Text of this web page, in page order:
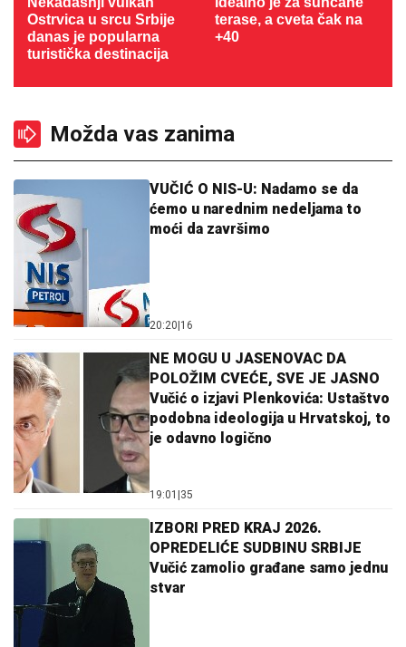
Ostrvica u srcu Srbije
danas je popularna
turistička destinacija
terase, a cveta čak na
+40
Možda vas zanima
VUČIĆ O NIS-U: Nadamo se da
ćemo u narednim nedeljama to
moći da završimo
20:20 16
NE MOGU U JASENOVAC DA
POLOŽIM CVEĆE, SVE JE JASNO
Vučić o izjavi Plenkovića: Ustaštvo
podobna ideologija u Hrvatskoj, to
je odavno logično
19:01 35
IZBORI PRED KRAJ 2026.
OPREDELIĆE SUDBINU SRBIJE
Vučić zamolio građane samo jednu
stvar